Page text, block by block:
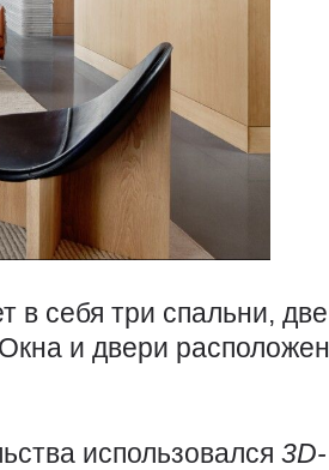
в себя три спальни, две
и двери
использовался 3D-